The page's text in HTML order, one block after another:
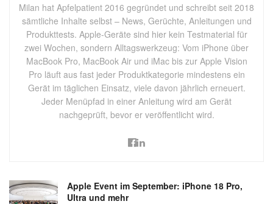
Milan hat Apfelpatient 2016 gegründet und schreibt seit 2018
sämtliche Inhalte selbst – News, Gerüchte, Anleitungen und
Produkttests. Apple-Geräte sind hier kein Testmaterial für
zwei Wochen, sondern Alltagswerkzeug: Vom iPhone über
MacBook Pro, MacBook Air und iMac bis zur Apple Vision
Pro läuft aus fast jeder Produktkategorie mindestens ein
Gerät im täglichen Einsatz, viele davon jährlich erneuert.
Jeder Menüpfad in einer Anleitung wird am Gerät
nachgeprüft, bevor er veröffentlicht wird.
Apple Event im September: iPhone 18 Pro,
Ultra und mehr